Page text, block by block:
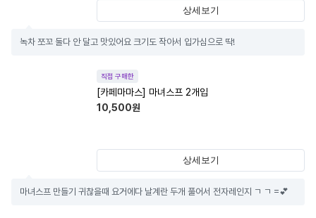
상세보기
녹차 쪼꼬 둘다 안 달고 맛있어요 크기도 작아서 입가심으로 딱!
직접 구매한
[카페마마스] 마녀스프 2개입
10,500원
상세보기
마녀스프 만들기 귀찮을때 요거에다 날계란 두개 풀어서 전자레인지 ㄱ ㄱ =💕